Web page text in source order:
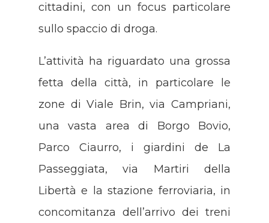
cittadini, con un focus particolare
sullo spaccio di droga.
L’attività ha riguardato una grossa
fetta della città, in particolare le
zone di Viale Brin, via Campriani,
una vasta area di Borgo Bovio,
Parco Ciaurro, i giardini de La
Passeggiata, via Martiri della
Libertà e la stazione ferroviaria, in
concomitanza dell’arrivo dei treni